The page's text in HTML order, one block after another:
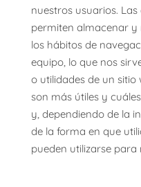
nuestros usuarios.
permiten almacenar
los hábitos de
equipo, lo que nos
o utilidades de un
son más útiles y
y, dependiendo de la
de la forma en que
pueden utilizarse